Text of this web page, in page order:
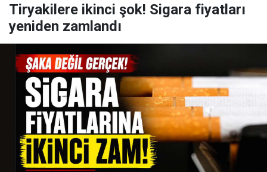
Tiryakilere ikinci şok! Sigara fiyatları
yeniden zamlandı